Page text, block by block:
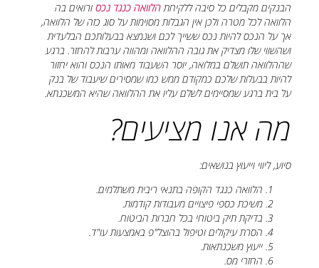
הבנקים מקבלים כל סיבה ללקיחתהלוואה כנגד נכס ורואים בה
הלוואה לכל מטרה ולכן אין הגבלות מסוימות על סוג כזה של הלוואה,
אך על הנכס להיות נכס ששייך לכם ושנמצא בבעלותכם הבלעדית
ושהשווי שלו מצדיק את גובה ההלוואה ומהווה ערבות להחזר. ברגע
שההלוואה תושלם במלואה, יוסר השעבוד מאותו הנכס והוא יחזור
להיות בבעלות שלכם כמקודם ממש כמו שמסירים שיעבוד של בנק
על בית ברגע שמסיימים לשלם עליו את ההלוואה שהיא המשכנתא.
מה אנו מציעים?
סיוע, ליווי וייעוץ בנושאים:
הלוואה כנגד הקופה בתנאי ריבית משתלמים.
משיכת כספי פיצויים מעבודות קודמות.
בדיקת תיק ביטוחי בכל חברות הביטוח.
הסרת עיקולים וטיפול בהוצל"פ באמצעות עו"ד.
ייעוץ משכנתאות.
החזרי מס.